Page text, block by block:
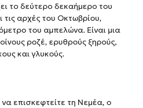
το δεύτερο δεκαήμερο του
τις αρχές του Οκτωβρίου,
του αμπελώνα. Είναι μια
οίνους ροζέ, ερυθρούς ξηρούς,
και γλυκούς.
επισκεφτείτε τη Νεμέα, ο